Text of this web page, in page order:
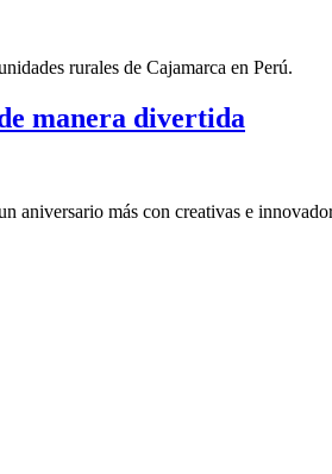
rurales de Cajamarca en Perú.
manera divertida
aniversario más con creativas e